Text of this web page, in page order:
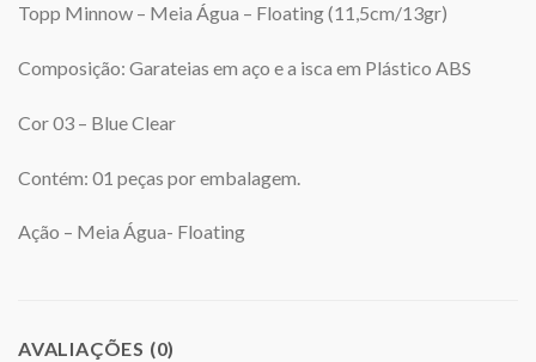
Topp Minnow – Meia Água – Floating (11,5cm/13gr)
Composição: Garateias em aço e a isca em Plástico ABS
Cor 03 – Blue Clear
Contém: 01 peças por embalagem.
Ação – Meia Água- Floating
AVALIAÇÕES (0)